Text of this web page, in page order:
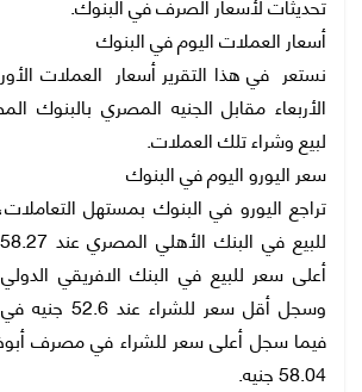
أسعار العملات اليوم في البنوك
نستعر في هذا التقرير أسعار العملات
الأربعاء مقابل الجنيه المصري بالبنوك
لبيع وشراء تلك العملات.
سعر اليورو اليوم في البنوك
تراجع اليورو في البنوك بمستهل
وسجل أقل سعر
فيما سجل أعلى سعر للشراء في مصرف
58.04 جنيه.